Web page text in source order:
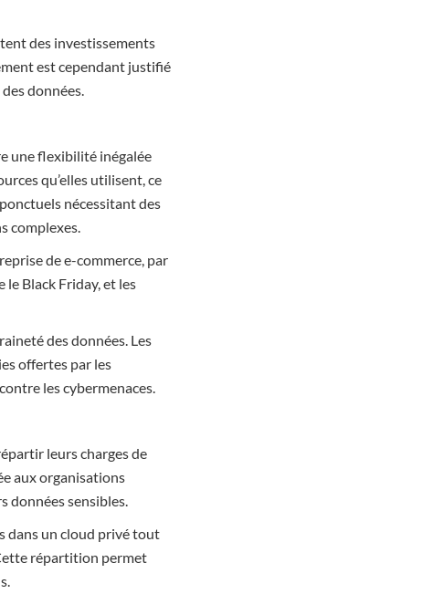
des investissements
est cependant justifié
données.
une flexibilité inégalée
qu’elles utilisent, ce
nécessitant des
complexes.
de e-commerce, par
le Black Friday, et les
des données. Les
offertes par les
les cybermenaces.
leurs charges de
aux organisations
données sensibles.
dans un cloud privé tout
répartition permet